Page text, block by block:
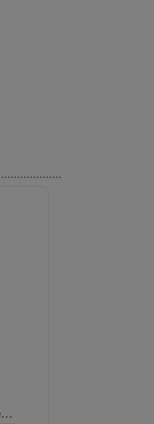
Cochecito Carrera Pro de Jane Rojo y verde